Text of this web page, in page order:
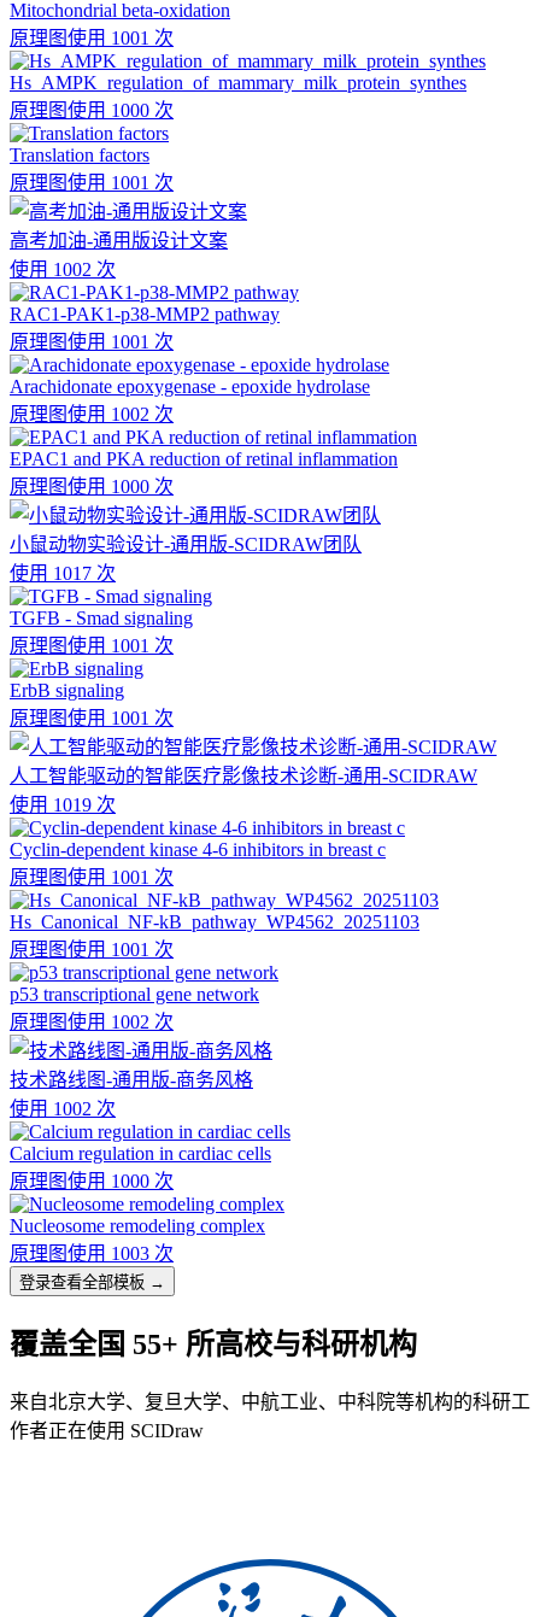
Mitochondrial beta-oxidation
原理图使用 1001 次
Hs_AMPK_regulation_of_mammary_milk_protein_synthes
原理图使用 1000 次
Translation factors
原理图使用 1001 次
高考加油-通用版设计文案
使用 1002 次
RAC1-PAK1-p38-MMP2 pathway
原理图使用 1001 次
Arachidonate epoxygenase - epoxide hydrolase
原理图使用 1002 次
EPAC1 and PKA reduction of retinal inflammation
原理图使用 1000 次
小鼠动物实验设计-通用版-SCIDRAW团队
使用 1017 次
TGFB - Smad signaling
原理图使用 1001 次
ErbB signaling
原理图使用 1001 次
人工智能驱动的智能医疗影像技术诊断-通用-SCIDRAW
使用 1019 次
Cyclin-dependent kinase 4-6 inhibitors in breast c
原理图使用 1001 次
Hs_Canonical_NF-kB_pathway_WP4562_20251103
原理图使用 1001 次
p53 transcriptional gene network
原理图使用 1002 次
技术路线图-通用版-商务风格
使用 1002 次
Calcium regulation in cardiac cells
原理图使用 1000 次
Nucleosome remodeling complex
原理图使用 1003 次
登录查看全部模板 →
覆盖全国 55+ 所高校与科研机构
来自北京大学、复旦大学、中航工业、中科院等机构的科研工
作者正在使用 SCIDraw